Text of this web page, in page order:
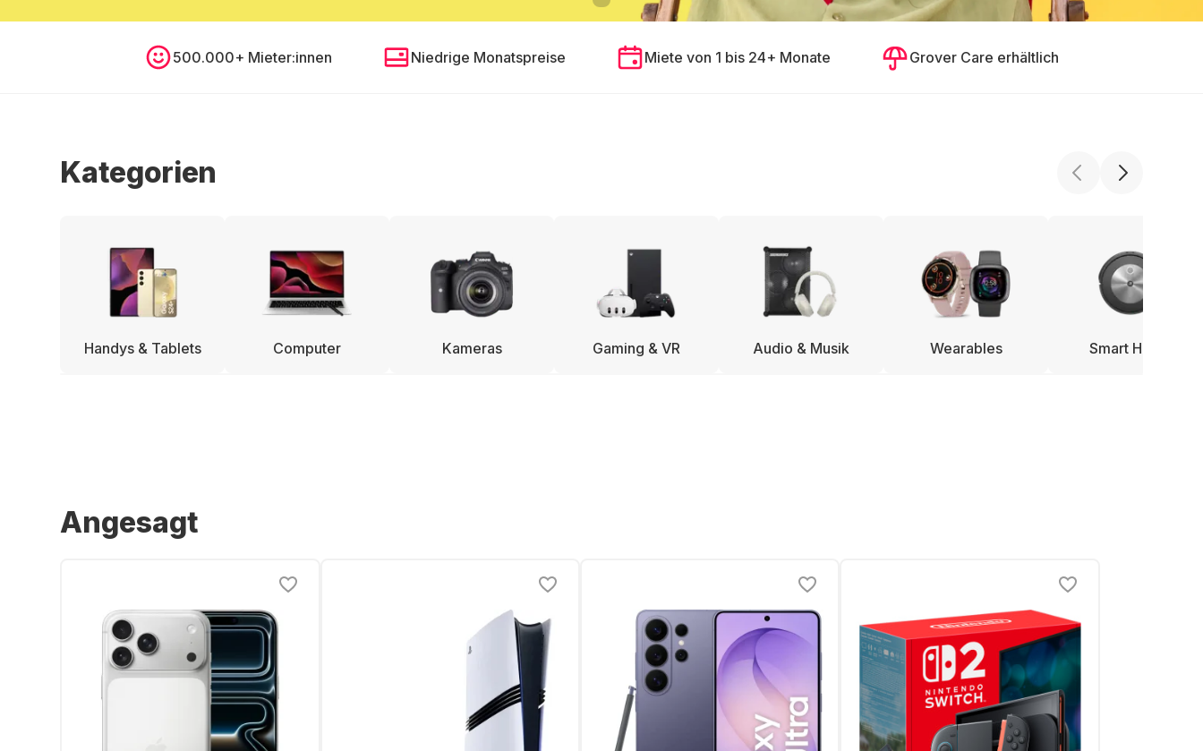
500.000+ Mieter:innen Niedrige Monatspreise Miete von 1 bis 24+ Monate Grover Care erhältlich
Kategorien
Handys & Tablets Computer Kameras Gaming & VR Audio & Musik Wearables Smart Home
Angesagt